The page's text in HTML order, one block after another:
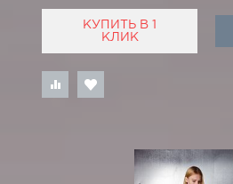
КУПИТЬ В 1
КЛИК